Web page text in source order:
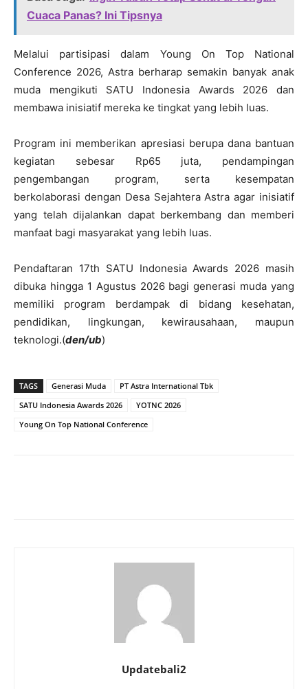
Cuaca Panas? Ini Tipsnya
Melalui partisipasi dalam Young On Top National
Conference 2026, Astra berharap semakin banyak anak
muda mengikuti SATU Indonesia Awards 2026 dan
membawa inisiatif mereka ke tingkat yang lebih luas.
Program ini memberikan apresiasi berupa dana bantuan
kegiatan sebesar Rp65 juta, pendampingan
pengembangan program, serta kesempatan
berkolaborasi dengan Desa Sejahtera Astra agar inisiatif
yang telah dijalankan dapat berkembang dan memberi
manfaat bagi masyarakat yang lebih luas.
Pendaftaran 17th SATU Indonesia Awards 2026 masih
dibuka hingga 1 Agustus 2026 bagi generasi muda yang
memiliki program berdampak di bidang kesehatan,
pendidikan, lingkungan, kewirausahaan, maupun
teknologi.(den/ub)
TAGS Generasi Muda
PT Astra International Tbk
SATU Indonesia Awards 2026
YOTNC 2026
Young On Top National Conference
Updatebali2